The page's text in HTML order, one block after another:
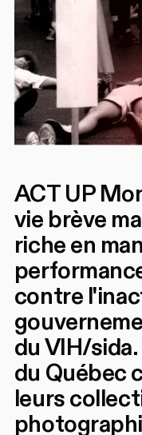
ACT UP
vie brève
riche en
contre
du VIH/
du Québec
leurs